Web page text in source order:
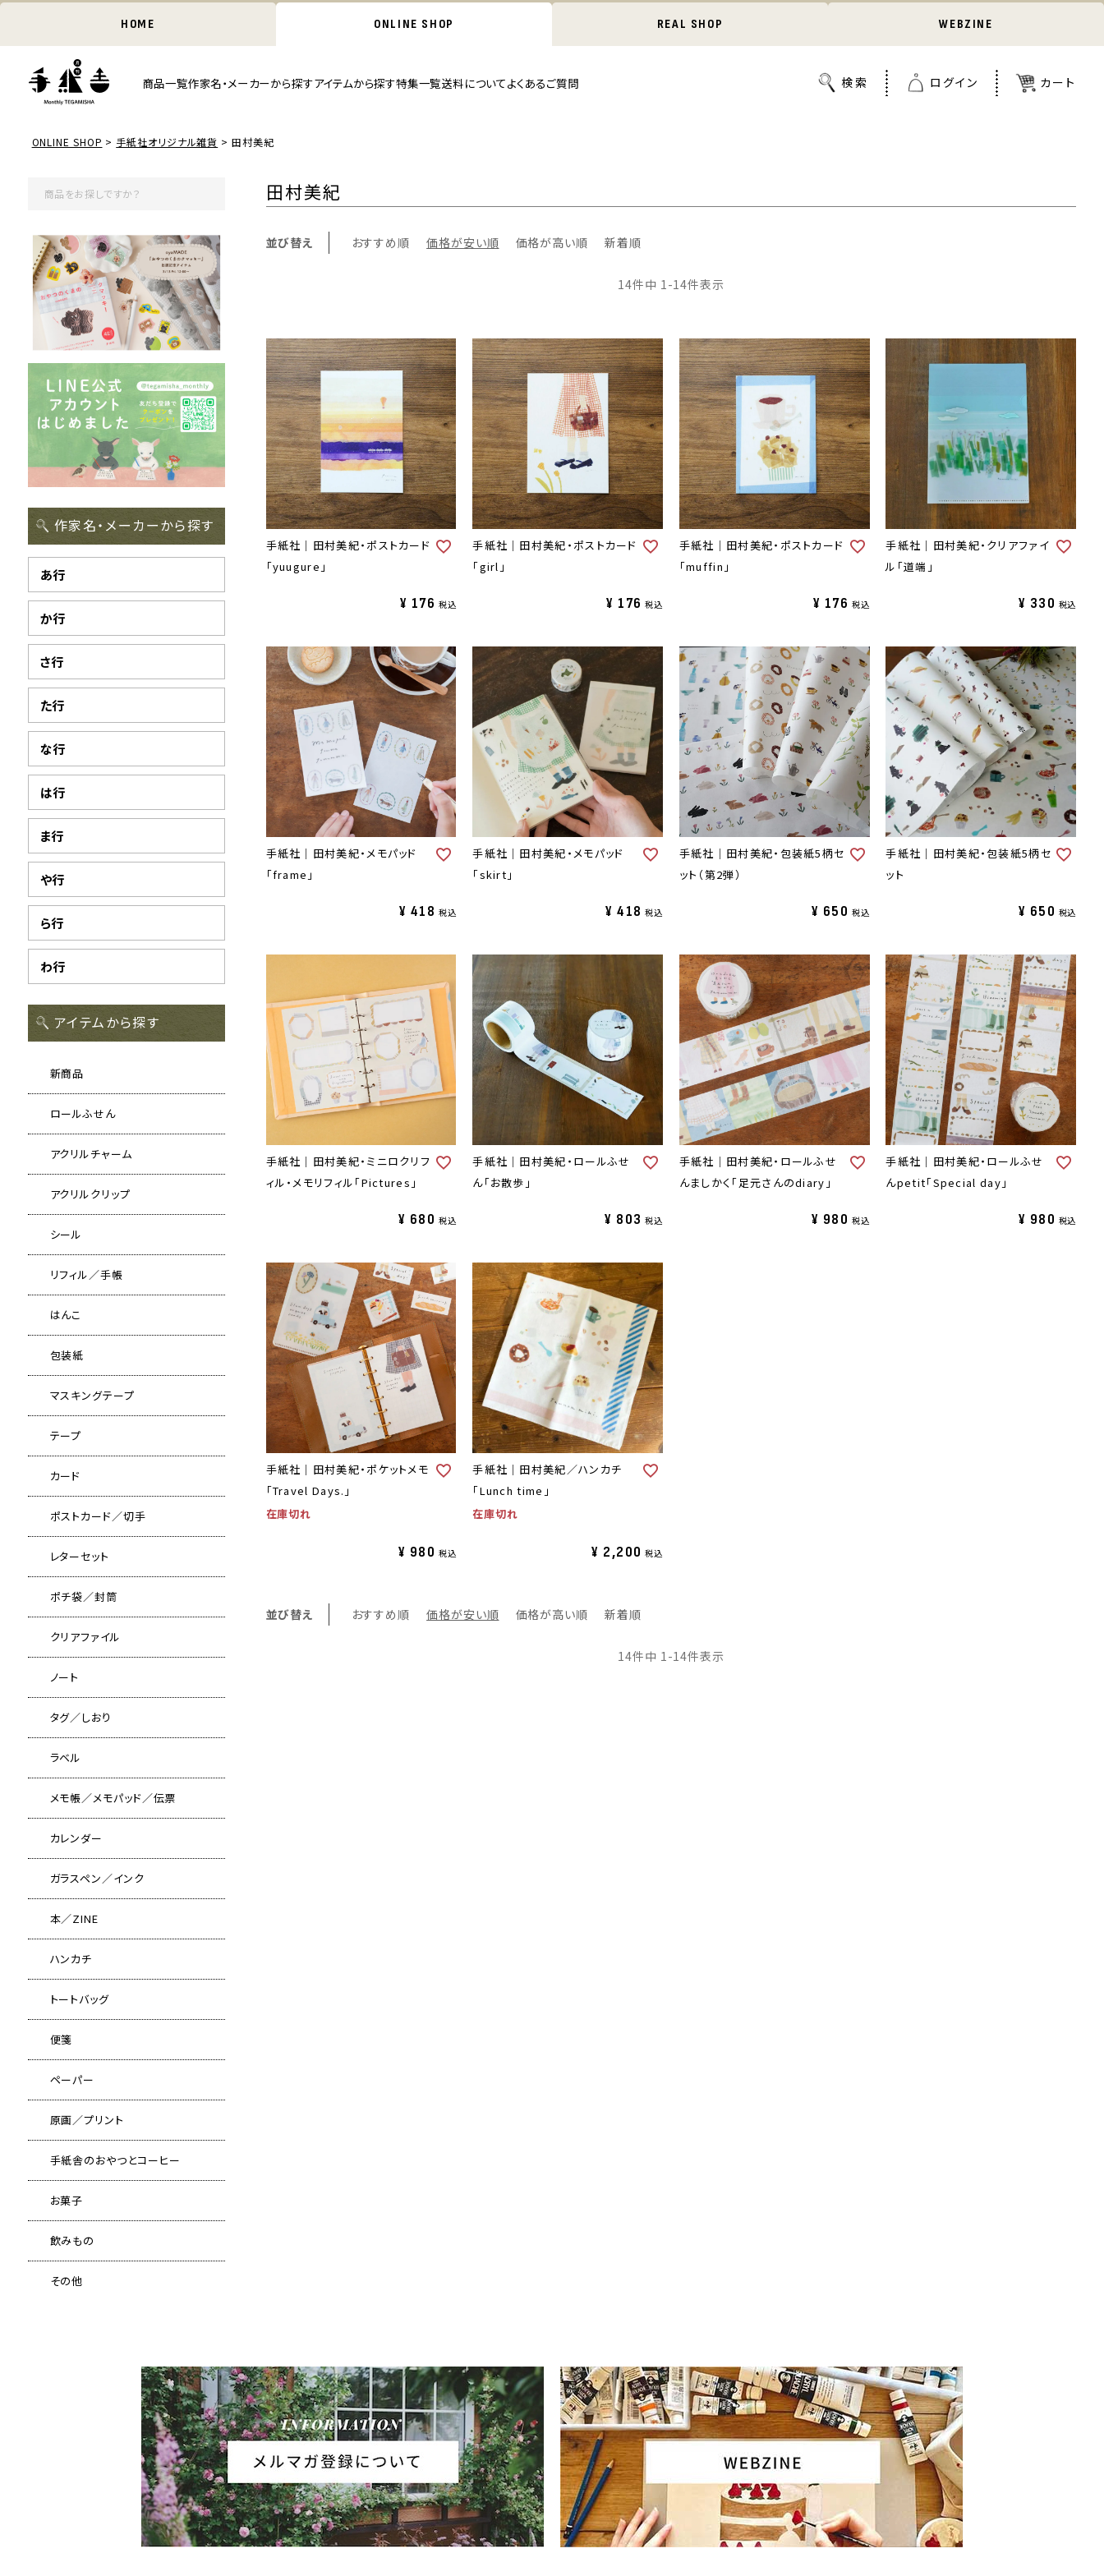
HOME ONLINE SHOP REAL SHOP WEBZINE
商品一覧作家名・メーカーから探すアイテムから探す特集一覧送料についてよくあるご質問
ONLINE SHOP 手紙社オリジナル雑貨 田村美紀
作家名・メーカーから探す
あ行
か行
さ行
た行
な行
は行
ま行
や行
ら行
わ行
アイテムから探す
新商品
ロールふせん
アクリルチャーム
アクリルクリップ
シール
リフィル／手帳
はんこ
包装紙
マスキングテープ
テープ
カード
ポストカード／切手
レターセット
ポチ袋／封筒
クリアファイル
ノート
タグ／しおり
ラベル
メモ帳／メモパッド／伝票
カレンダー
ガラスペン／インク
本／ZINE
ハンカチ
トートバッグ
便箋
ペーパー
原画／プリント
手紙舎のおやつとコーヒー
お菓子
飲みもの
その他
田村美紀
並び替え おすすめ順 価格が安い順 価格が高い順 新着順
14件中 1-14件表示
手紙社｜田村美紀・ポストカード
「yuugure」
¥ 176 税込
手紙社｜田村美紀・ポストカード
「girl」
¥ 176 税込
手紙社｜田村美紀・ポストカード
「muffin」
¥ 176 税込
手紙社｜田村美紀・クリアファイ
ル「道端」
¥ 330 税込
手紙社｜田村美紀・メモパッド
「frame」
¥ 418 税込
手紙社｜田村美紀・メモパッド
「skirt」
¥ 418 税込
手紙社｜田村美紀・包装紙5柄セ
ット（第2弾）
¥ 650 税込
手紙社｜田村美紀・包装紙5柄セ
ット
¥ 650 税込
手紙社｜田村美紀・ミニロクリフ
ィル・メモリフィル「Pictures」
¥ 680 税込
手紙社｜田村美紀・ロールふせ
ん「お散歩」
¥ 803 税込
手紙社｜田村美紀・ロールふせ
んましかく「足元さんのdiary」
¥ 980 税込
手紙社｜田村美紀・ロールふせ
んpetit「Special day」
¥ 980 税込
手紙社｜田村美紀・ポケットメモ
「Travel Days.」
在庫切れ
¥ 980 税込
手紙社｜田村美紀／ハンカチ
「Lunch time」
在庫切れ
¥ 2,200 税込
並び替え おすすめ順 価格が安い順 価格が高い順 新着順
14件中 1 -14件表示